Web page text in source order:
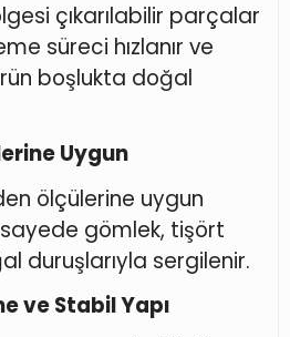
çıkarılabilir parçalar
süreci hızlanır ve
boşlukta doğal
Uygun
ölçülerine uygun
sayede gömlek, tişört
duruşlarıyla sergilenir.
ve Stabil Yapı